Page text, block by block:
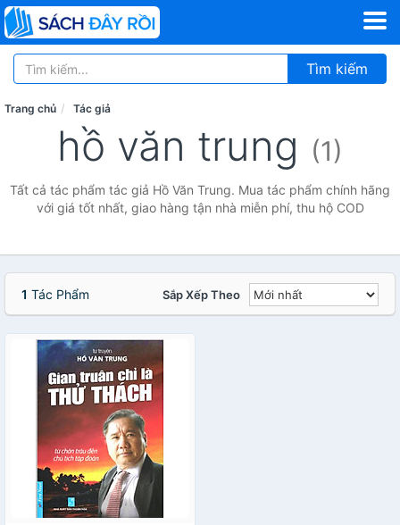
Tìm kiếm
Trang chủ Tác giả
hồ văn trung (1)
Tất cả tác phẩm tác giả Hồ Văn Trung. Mua tác phẩm chính hãng
với giá tốt nhất, giao hàng tận nhà miễn phí, thu hộ COD
1 Tác Phẩm Sắp Xếp Theo